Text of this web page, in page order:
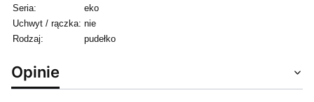
Seria:
eko
Uchwyt / rączka: nie
Rodzaj:
pudełko
Opinie